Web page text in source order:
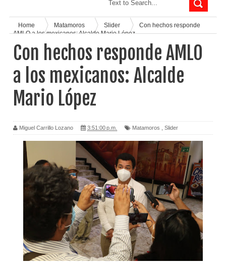
Home Matamoros Slider
Con hechos responde
AMLO a los mexicanos: Alcalde Mario López
Con hechos responde AMLO
a los mexicanos: Alcalde
Mario López
Miguel Carrillo Lozano 3:51:00 p.m. Matamoros Slider